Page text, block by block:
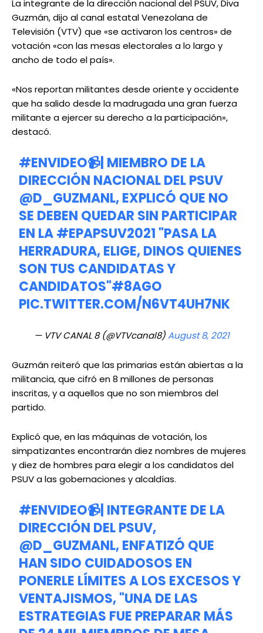
La integrante de la dirección nacional del PSUV, Diva
Guzmán, dijo al canal estatal Venezolana de
Televisión (VTV) que «se activaron los centros» de
votación «con las mesas electorales a lo largo y
ancho de todo el país».
«Nos reportan militantes desde oriente y occidente
que ha salido desde la madrugada una gran fuerza
militante a ejercer su derecho a la participación»,
destacó.
#ENVIDEO📹| MIEMBRO DE LA
DIRECCIÓN NACIONAL DEL PSUV
@D_GUZMANL, EXPLICÓ QUE NO
SE DEBEN QUEDAR SIN PARTICIPAR
EN LA#EPAPSUV2021 "PASA LA
HERRADURA, ELIGE, DINOS QUIENES
SON TUS CANDIDATAS Y
CANDIDATOS"#8AGO
PIC.TWITTER.COM/N6VT4UH7NK
— VTV CANAL 8 (@VTVcanal8)August 8, 2021
Guzmán reiteró que las primarias están abiertas a la
militancia, que cifró en 8 millones de personas
inscritas, y a aquellos que no son miembros del
partido.
Explicó que, en las máquinas de votación, los
simpatizantes encontrarán diez nombres de mujeres
y diez de hombres para elegir a los candidatos del
PSUV a las gobernaciones y alcaldías.
#ENVIDEO📹| INTEGRANTE DE LA
DIRECCIÓN DEL PSUV,
@D_GUZMANL, ENFATIZÓ QUE
HAN SIDO CUIDADOSOS EN
PONERLE LÍMITES A LOS EXCESOS Y
VENTAJISMOS, "UNA DE LAS
ESTRATEGIAS FUE PREPARAR MÁS